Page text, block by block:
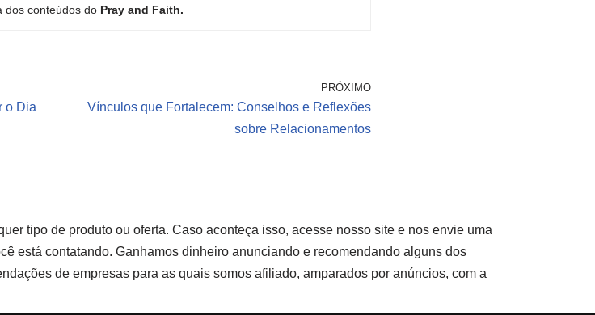
dos conteúdos do Pray and Faith.
o Dia
PRÓXIMO
Vínculos que Fortalecem: Conselhos e Reflexões
sobre Relacionamentos
tipo de produto ou oferta. Caso aconteça isso, acesse nosso site e nos envie uma
está contatando. Ganhamos dinheiro anunciando e recomendando alguns dos
de empresas para as quais somos afiliado, amparados por anúncios, com a